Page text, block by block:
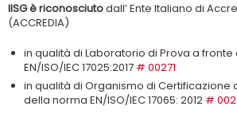
IISG è riconosciutodall’ Ente Italiano di
(ACCREDIA)
in qualità di Laboratorio di Prova a
EN/ISO/IEC 17025:2017 # 00271
in qualità di Organismo di Certificazione
della norma EN/ISO/IEC 17065: 2012 #